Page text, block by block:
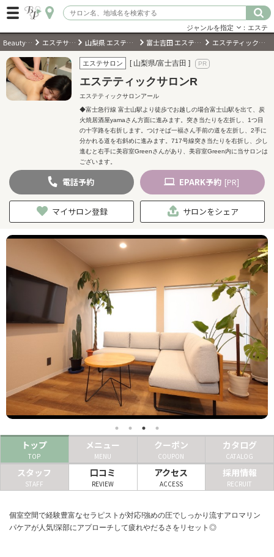
ログイン
会員登録（無料）
キーワードで検索
近くのサロンを探す
現在地から探す
ヘアサロン
ネイルサロン
まつげサロン
エステサロン
リラクゼーションサロン
美容クリニック
ヘアカタログ
ネイルカタログ
ジャンルを指定 ：エステ
BeautyPark エステサロン 山梨県 エステサロン 富士吉田 エステサロン エステティックサロンR
エステサロン [ 山梨県/富士吉田 ]
エステティックサロンR
エステティックサロンアール
◆富士急行線 富士山駅より徒歩でお越しの場合富士山駅を出て、炭
火焼居酒屋yamaさん方面に進みます。突き当たりを左折し、1つ目
の十字路を右折します。つけそば一福さん手前の道を左折し、2手に
分かれる道を右斜めに進みます。717号線突き当たりを右折し、少し
進むと右手に美容室Greenさんがあり、美容室Green内に当サロンは
ございます。
電話予約 EPARK予約 [PR]
マイサロン登録 サロンをシェア
トップ
TOP
メニュー
MENU
クーポン
COUPON
カタログ
CATALOG
スタッフ
STAFF
口コミ
REVIEW
アクセス
ACCESS
採用情報
RECRUIT
個室空間で経験豊富なセラピストが対応!強めの圧でしっかり流すアロマリン
パケアが人気!深部にアプローチして疲れやだるさをリセット◎